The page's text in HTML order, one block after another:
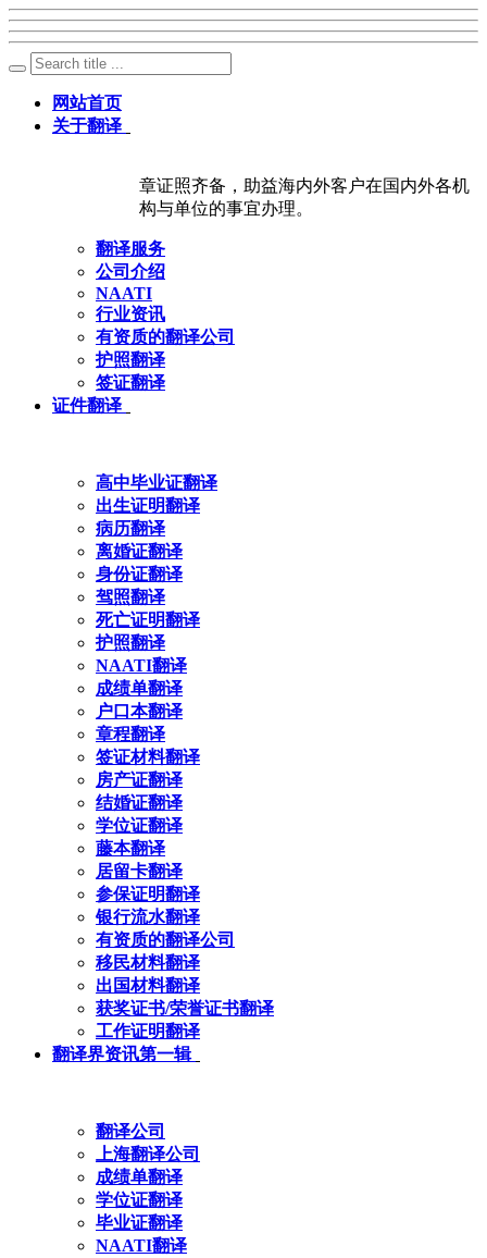
网站首页
关于翻译
章证照齐备，助益海内外客户在国内外各机
构与单位的事宜办理。
翻译服务
公司介绍
NAATI
行业资讯
有资质的翻译公司
护照翻译
签证翻译
证件翻译
高中毕业证翻译
出生证明翻译
病历翻译
离婚证翻译
身份证翻译
驾照翻译
死亡证明翻译
护照翻译
NAATI翻译
成绩单翻译
户口本翻译
章程翻译
签证材料翻译
房产证翻译
结婚证翻译
学位证翻译
藤本翻译
居留卡翻译
参保证明翻译
银行流水翻译
有资质的翻译公司
移民材料翻译
出国材料翻译
获奖证书/荣誉证书翻译
工作证明翻译
翻译界资讯第一辑
翻译公司
上海翻译公司
成绩单翻译
学位证翻译
毕业证翻译
NAATI翻译